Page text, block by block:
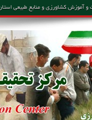
کشاورزی و منابع طبیعی استان گلستان –